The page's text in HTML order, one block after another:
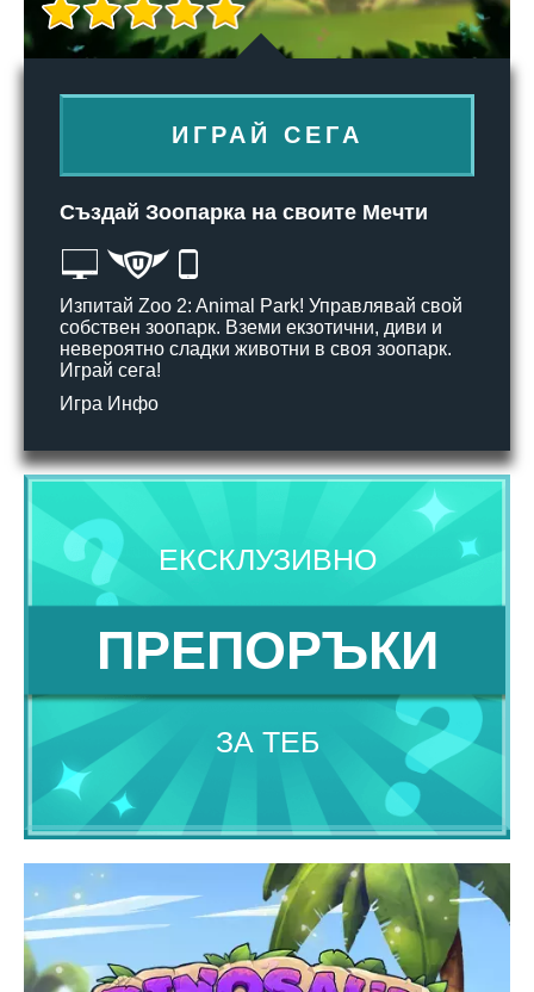
ИГРАЙ СЕГА
Създай Зоопарка на своите Мечти
Изпитай Zoo 2: Animal Park! Управлявай свой
собствен зоопарк. Вземи екзотични, диви и
невероятно сладки животни в своя зоопарк.
Играй сега!
Игра Инфо
ЕКСКЛУЗИВНО
ПРЕПОРЪКИ
ЗА ТЕБ